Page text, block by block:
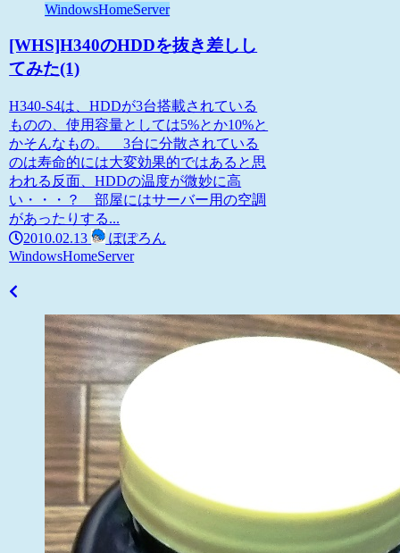
WindowsHomeServer
[WHS]H340のHDDを抜き差しし
てみた(1)
H340-S4は、HDDが3台搭載されている
ものの、使用容量としては5%とか10%と
かそんなもの。 3台に分散されている
のは寿命的には大変効果的ではあると思
われる反面、HDDの温度が微妙に高
い・・・？ 部屋にはサーバー用の空調
があったりする...
2010.02.13
ぽぽろん
WindowsHomeServer